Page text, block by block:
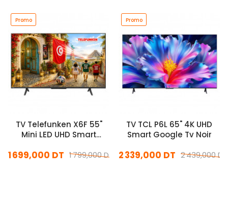
Promo
TV Telefunken X6F 55"
Mini LED UHD Smart
Noir 1 799,000 DT
1 699,000 DT
Promo
TV TCL P6L 65" 4K UHD
Smart Google Tv Noir
2 439,000 DT
2 339,000 DT